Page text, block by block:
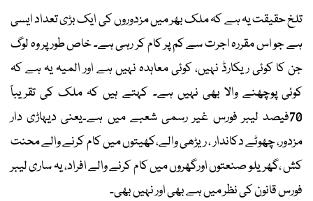
تلخ حقیقت یہ ہے کہ ملک بھر میں مزدوروں کی ایک بڑی تعداد ایسی
ہے جو اس مقررہ اجرت سے کم پر کام کر رہی ہے۔ خاص طور پر وہ لوگ
جن کا کوئی ریکارڈ نہیں، کوئی معاہدہ نہیں ہے اور المیہ یہ ہے کہ
کوئی پوچھنے والا بھی نہیں ہے۔ کہتے ہیں کہ ملک کی تقریباً
70فیصد لیبر فورس غیر رسمی شعبے میں ہے۔یعنی دیہاڑی دار
مزدور، چھوٹے دکاندار ، ریڑھی والے،کھیتوں میں کام کرنے والے محنت
کش ،گھریلو صنعتوں اورگھروں میں کام کرنے والے افراد، یہ ساری لیبر
فورس قانون کی نظر میں ہے بھی اور نہیں بھی۔